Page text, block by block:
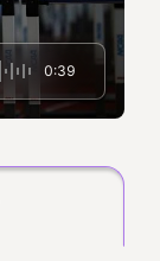
0:39